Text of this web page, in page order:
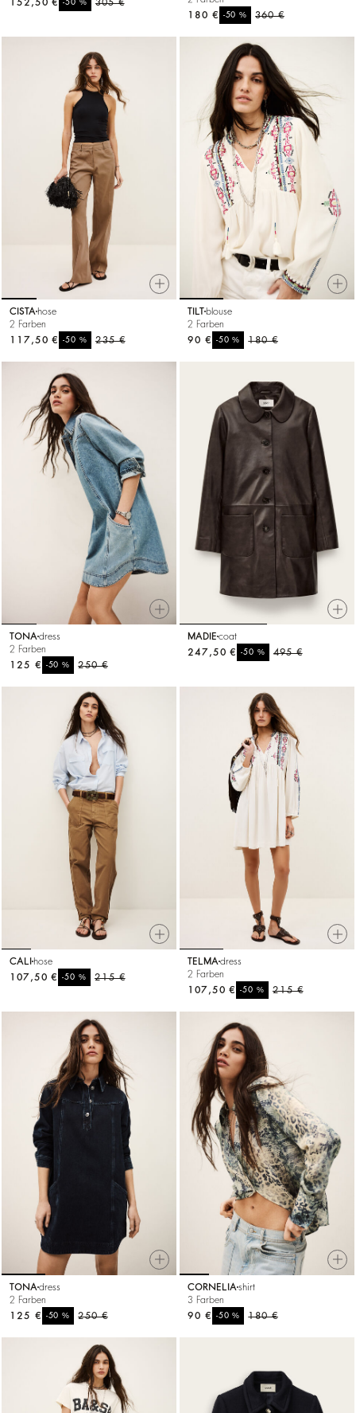
305 €
-50
152,50 €
360 €
-50%
180 €
CISTA hose
2 Farben
235 €
-50%
117,50 €
TILT blouse
2 Farben
180 €
-50%
90 €
TONA dress
2 Farben
250 €
-50%
125 €
MADIE coat
495 €
-50%
247,50 €
CALI hose
215 €
-50%
107,50 €
TELMA dress
2 Farben
215 €
-50%
107,50 €
TONA dress
2 Farben
250 €
-50%
125 €
CORNELIA shirt
3 Farben
180 €
-50%
90 €